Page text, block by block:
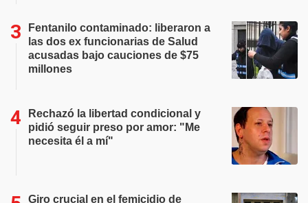
Fentanilo contaminado: liberaron a
las dos ex funcionarias de Salud
acusadas bajo cauciones de $75
millones
Rechazó la libertad condicional y
pidió seguir preso por amor: "Me
necesita él a mí"
Giro crucial en el femicidio de